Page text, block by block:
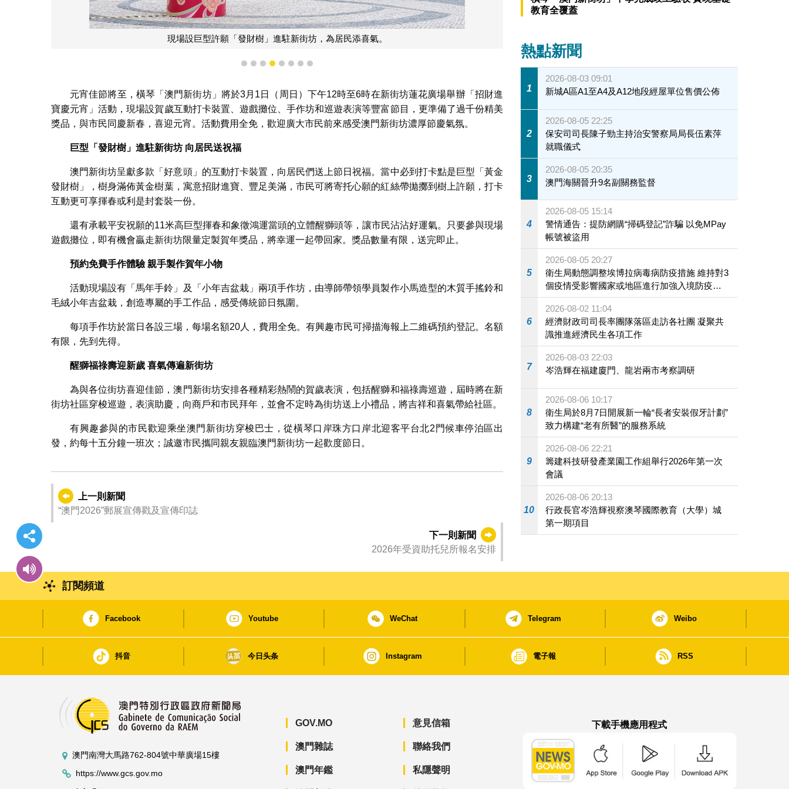
現場設巨型許願「發財樹」進駐新街坊，為居民添喜氣。
1 2 3 4 5 6 7 8
元宵佳節將至，橫琴「澳門新街坊」將於3月1日（周日）下午12時至6時在新街坊蓮花廣場舉辦「招財進
寶慶元宵」活動，現場設賀歲互動打卡裝置、遊戲攤位、手作坊和巡遊表演等豐富節目，更準備了過千份精美
獎品，與市民同慶新春，喜迎元宵。活動費用全免，歡迎廣大市民前來感受澳門新街坊濃厚節慶氣氛。
巨型「發財樹」進駐新街坊 向居民送祝福
澳門新街坊呈獻多款「好意頭」的互動打卡裝置，向居民們送上節日祝福。當中必到打卡點是巨型「黃金
發財樹」，樹身滿佈黃金樹葉，寓意招財進寶、豐足美滿，市民可將寄托心願的紅絲帶拋擲到樹上許願，打卡
互動更可享揮春或利是封套裝一份。
還有承載平安祝願的11米高巨型揮春和象徵鴻運當頭的立體醒獅頭等，讓市民沾沾好運氣。只要參與現場
遊戲攤位，即有機會贏走新街坊限量定製賀年獎品，將幸運一起帶回家。獎品數量有限，送完即止。
預約免費手作體驗 親手製作賀年小物
活動現場設有「馬年手鈴」及「小年吉盆栽」兩項手作坊，由導師帶領學員製作小馬造型的木質手搖鈴和
毛絨小年吉盆栽，創造專屬的手工作品，感受傳統節日氛圍。
每項手作坊於當日各設三場，每場名額20人，費用全免。有興趣市民可掃描海報上二維碼預約登記。名額
有限，先到先得。
醒獅福祿壽迎新歲 喜氣傳遍新街坊
為與各位街坊喜迎佳節，澳門新街坊安排各種精彩熱鬧的賀歲表演，包括醒獅和福祿壽巡遊，屆時將在新
街坊社區穿梭巡遊，表演助慶，向商戶和市民拜年，並會不定時為街坊送上小禮品，將吉祥和喜氣帶給社區。
有興趣參與的市民歡迎乘坐澳門新街坊穿梭巴士，從橫琴口岸珠方口岸北迎客平台北2門候車停泊區出
發，約每十五分鐘一班次；誠邀市民攜同親友親臨澳門新街坊一起歡度節日。
上一則新聞
“澳門2026”郵展宣傳戳及宣傳印誌
下一則新聞
2026年受資助托兒所報名安排
教育全覆蓋
熱點新聞
1
2026-08-03 09:01
新城A區A1至A4及A12地段經屋單位售價公佈
2
2026-08-05 22:25
保安司司長陳子勁主持治安警察局局長伍素萍
就職儀式
3
2026-08-05 20:35
澳門海關晉升9名副關務監督
4
2026-08-05 15:14
警情通告：提防網購“掃碼登記”詐騙 以免MPay
帳號被盜用
5
2026-08-05 20:27
衛生局動態調整埃博拉病毒病防疫措施 維持對3
個疫情受影響國家或地區進行加強入境防疫措
施
6
2026-08-02 11:04
經濟財政司司長率團隊落區走訪各社團 凝聚共
識推進經濟民生各項工作
7
2026-08-03 22:03
岑浩輝在福建廈門、龍岩兩市考察調研
8
2026-08-06 10:17
衛生局於8月7日開展新一輪“長者安裝假牙計劃”
致力構建“老有所醫”的服務系統
9
2026-08-06 22:21
籌建科技研發產業園工作組舉行2026年第一次
會議
10
2026-08-06 20:13
行政長官岑浩輝視察澳琴國際教育（大學）城
第一期項目
訂閱頻道
Facebook Youtube WeChat Telegram Weibo
抖音 今日头条 Instagram 電子報 RSS
澳門南灣大馬路762-804號中華廣場15樓
https://www.gcs.gov.mo
GOV.MO
澳門雜誌
澳門年鑑
意見信箱
聯絡我們
私隱聲明
下載手機應用程式